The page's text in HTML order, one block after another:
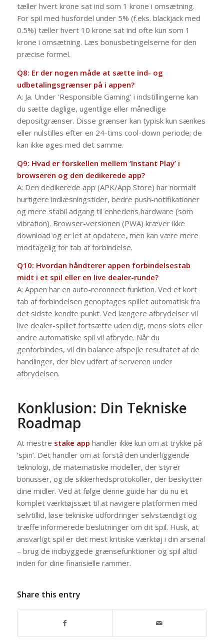
tæller hvert krone sat ind som 1 krone i omsætning.
For spil med husfordel under 5% (f.eks. blackjack med
0.5%) tæller hvert 10 krone sat ind ofte kun som 1
krone i omsætning. Læs bonusbetingelserne for den
præcise formel.
Q8: Er der nogen måde at sætte ind- og
udbetalingsgrænser på i appen?
A: Ja. Under ‘Responsible Gaming’ i indstillingerne kan
du sætte daglige, ugentlige eller månedlige
depositgrænser. Disse grænser kan typisk kun sænkes
eller nulstilles efter en 24-tims cool-down periode; de
kan ikke øges med det samme.
Q9: Hvad er forskellen mellem ‘Instant Play’ i
browseren og den dedikerede app?
A: Den dedikerede app (APK/App Store) har normalt
hurtigere indlæsningstider, bedre push-notifikationer
og mere stabil adgang til enhedens hardware (som
vibration). Browser-versionen (PWA) kræver ikke
download og er let at opdatere, men kan være mere
modtagelig for tab af forbindelse.
Q10: Hvordan håndterer appen forbindelsestab
midt i et spil eller en live dealer-runde?
A: Appen har en auto-reconnect funktion. Ved et kort
tab af forbindelsen genoptages spillet automatisk fra
det sidste kendte punkt. Ved længere afbrydelser vil
live dealer-spillet fortsætte uden dig, mens slots eller
andre automatiske spil vil afbryde. Når du
genforbindes, vil din balance afspejle resultatet af de
handlinger, der blev udført af serveren under
afbrydelsen.
Konklusion: Din Tekniske
Roadmap
At mestre stake app handler ikke kun om at trykke på
‘spin’. Det handler om at forstå den underliggende
teknologi, de matematiske modeller, der styrer
bonusser, og de sikkerhedsprotokoller, der beskytter
dine midler. Ved at følge denne guide har du nu et
komplet værktøjssæt til at navigere platformen med
selvtillid, løse tekniske udfordringer selvstændigt og
træffe informerede beslutninger om dit spil. Husk, at
ansvarligt spil er det mest kritiske værktøj i din arsenal
– brug de indbyggede grænsefunktioner og spil altid
inden for dine finansielle rammer.
Share this entry